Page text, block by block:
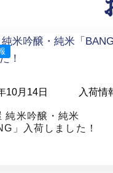
10月14日 入荷情
純米吟醸・純米
」入荷しました！